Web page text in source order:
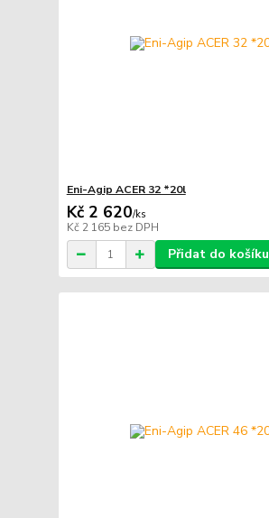
Eni-Agip ACER 32 *20l
Kč 2 620/ks
Kč 2 165 bez DPH
Přidat do košíku